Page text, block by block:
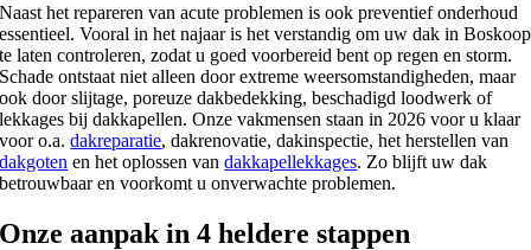
Naast het repareren van acute problemen is ook preventief onderhoud
essentieel. Vooral in het najaar is het verstandig om uw dak in Boskoop
te laten controleren, zodat u goed voorbereid bent op regen en storm.
Schade ontstaat niet alleen door extreme weersomstandigheden, maar
ook door slijtage, poreuze dakbedekking, beschadigd loodwerk of
lekkages bij dakkapellen. Onze vakmensen staan in 2026 voor u klaar
voor o.a.dakreparatie, dakrenovatie, dakinspectie, het herstellen van
dakgoten en het oplossen vandakkapellekkages. Zo blijft uw dak
betrouwbaar en voorkomt u onverwachte problemen.
Onze aanpak in 4 heldere stappen